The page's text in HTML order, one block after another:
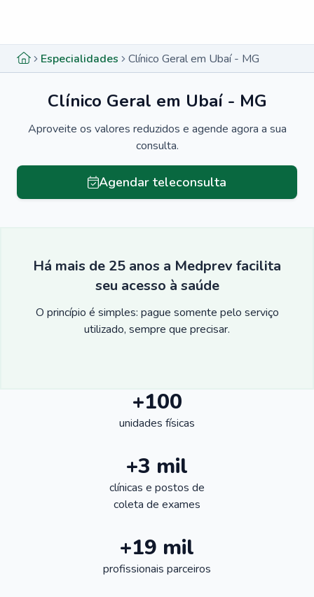
Especialidades Clínico Geral em Ubaí - MG
Clínico Geral em Ubaí - MG
Aproveite os valores reduzidos e agende agora a sua
consulta.
Agendar teleconsulta
Há mais de 25 anos a Medprev facilita
seu acesso à saúde
O princípio é simples: pague somente pelo serviço
utilizado, sempre que precisar.
+100
unidades físicas
+3 mil
clínicas e postos de
coleta de exames
+19 mil
profissionais parceiros